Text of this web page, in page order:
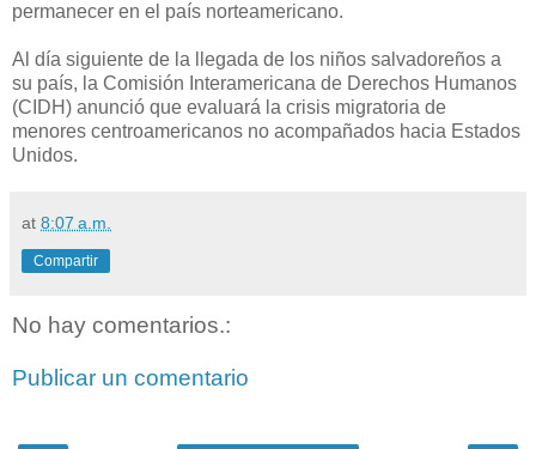
permanecer en el país norteamericano.
Al día siguiente de la llegada de los niños salvadoreños a
su país, la Comisión Interamericana de Derechos Humanos
(CIDH) anunció que evaluará la crisis migratoria de
menores centroamericanos no acompañados hacia Estados
Unidos.
at 8:07 a.m.
Compartir
No hay comentarios.:
Publicar un comentario